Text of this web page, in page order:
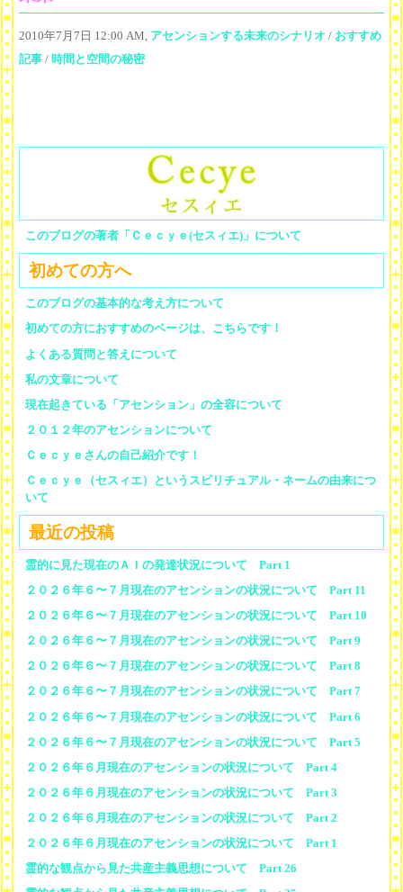
2010年7月7日 12:00 AM, アセンションする未来のシナリオ / おすすめ
記事 / 時間と空間の秘密
このブログの著者「Ｃｅｃｙｅ(セスィエ)」について
初めての方へ
このブログの基本的な考え方について
初めての方におすすめのページは、こちらです！
よくある質問と答えについて
私の文章について
現在起きている「アセンション」の全容について
２０１２年のアセンションについて
Ｃｅｃｙｅさんの自己紹介です！
Ｃｅｃｙｅ（セスィエ）というスピリチュアル・ネームの由来につ
いて
最近の投稿
霊的に見た現在のＡＩの発達状況について Part 1
２０２６年６〜７月現在のアセンションの状況について Part 11
２０２６年６〜７月現在のアセンションの状況について Part 10
２０２６年６〜７月現在のアセンションの状況について Part 9
２０２６年６〜７月現在のアセンションの状況について Part 8
２０２６年６〜７月現在のアセンションの状況について Part 7
２０２６年６〜７月現在のアセンションの状況について Part 6
２０２６年６〜７月現在のアセンションの状況について Part 5
２０２６年６月現在のアセンションの状況について Part 4
２０２６年６月現在のアセンションの状況について Part 3
２０２６年６月現在のアセンションの状況について Part 2
２０２６年６月現在のアセンションの状況について Part 1
霊的な観点から見た共産主義思想について Part 26